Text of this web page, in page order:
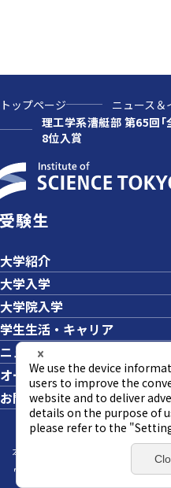
トップページ
ニュース＆
理工学系漕艇部 第65回
8位入賞
受験生
大学紹介
大学入学
大学院入学
学生生活・キャリア
ニュース＆イベント
オープンキャンパス・説明会
お問い合わせ
本サイトについて
個人
ウェブアクセシビリティ方針